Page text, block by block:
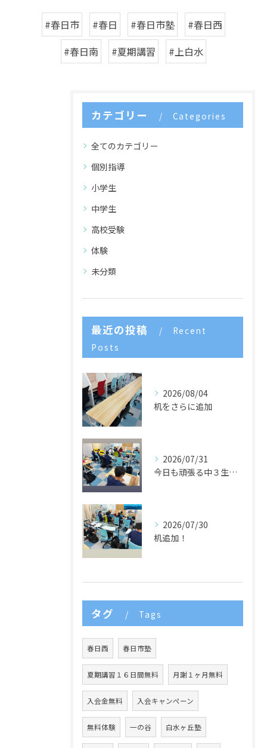
#春日市 #春日 #春日市塾
#春日西
#春日南
#夏期講習 #上白水
カテゴリー Categories
全てのカテゴリー
個別指導
小学生
中学生
高校受験
体験
未分類
最近の投稿
Recent
Posts
2026/08/04
机をさらに追加
2026/07/31
今日も頑張る中３生たち🌈
2026/07/30
机追加！
タグ Tags
春日西 春日市塾
夏期講習１６日間無料 月謝１ヶ月無料
入会金無料 入会キャンペーン
無料体験 一の谷 白水ヶ丘塾